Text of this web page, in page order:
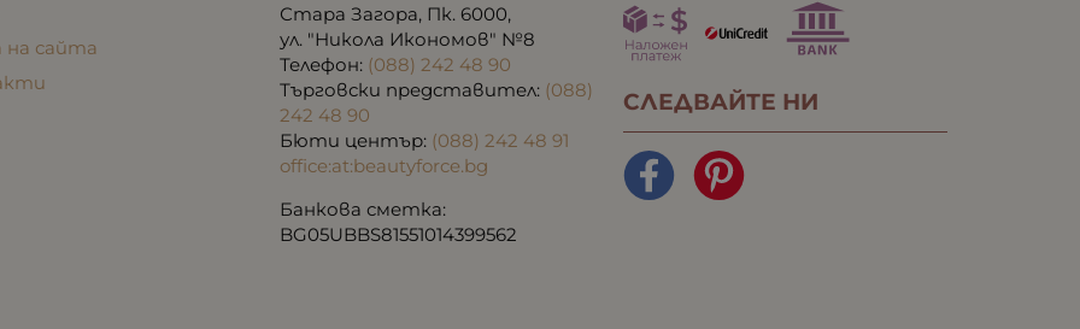
на сайта
Стара Загора, Пк. 6000,
ул. "Никола Икономов" №8
Телефон: (088) 242 48 90
Търговски представител: (088)
242 48 90
Бюти център: (088) 242 48 91
office:at:beautyforce.bg
Банкова сметка:
BG05UBBS81551014399562
СЛЕДВАЙТЕ НИ